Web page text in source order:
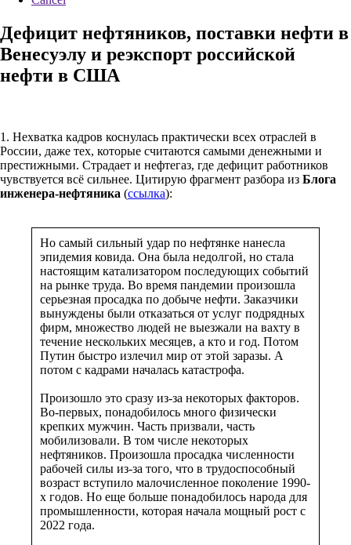
Дефицит нефтяников, поставки нефти в
Венесуэлу и реэкспорт российской
нефти в США
1. Нехватка кадров коснулась практически всех отраслей в
России, даже тех, которые считаются самыми денежными и
престижными. Страдает и нефтегаз, где дефицит работников
чувствуется всё сильнее. Цитирую фрагмент разбора из Блога
инженера-нефтяника (ссылка):
Но самый сильный удар по нефтянке нанесла
эпидемия ковида. Она была недолгой, но стала
настоящим катализатором последующих событий
на рынке труда. Во время пандемии произошла
серьезная просадка по добыче нефти. Заказчики
вынуждены были отказаться от услуг подрядных
фирм, множество людей не выезжали на вахту в
течение нескольких месяцев, а кто и год. Потом
Путин быстро излечил мир от этой заразы. А
потом с кадрами началась катастрофа.
Произошло это сразу из-за некоторых факторов.
Во-первых, понадобилось много физически
крепких мужчин. Часть призвали, часть
мобилизовали. В том числе некоторых
нефтяников. Произошла просадка численности
рабочей силы из-за того, что в трудоспособный
возраст вступило малочисленное поколение 1990-
х годов. Но еще больше понадобилось народа для
промышленности, которая начала мощный рост с
2022 года.